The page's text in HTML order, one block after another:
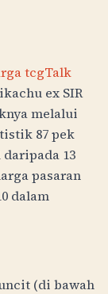
tcgTalk
ex SIR
melalui
87 pek
daripada 13
pasaran
dalam
(di bawah